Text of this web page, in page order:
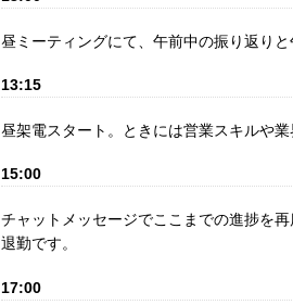
昼ミーティングにて、午前中の振り返り
13:15
昼架電スタート。ときには営業スキルや
15:00
チャットメッセージでここまでの進捗を
退勤です。
17:00